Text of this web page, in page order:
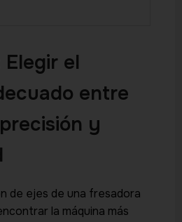
el
entre
y
de ejes de una fresadora
la máquina más